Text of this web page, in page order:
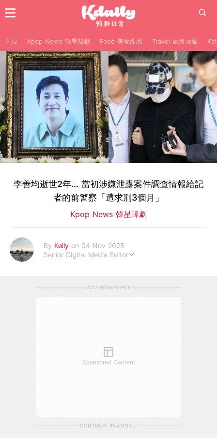
主頁 Kpop News 韓星韓劇 Food 美食甜品 Travel 旅遊玩樂
李善均逝世2年... 當初涉嫌泄露案件調查情報給記
者的前警察「遭求刑3個月」
Kpop News 韓星韓劇
By Kelly on 04 Nov 2025
Senior Digital Media Editor
ADVERTISEMENT
Sponsored Content
CONTINUE READING